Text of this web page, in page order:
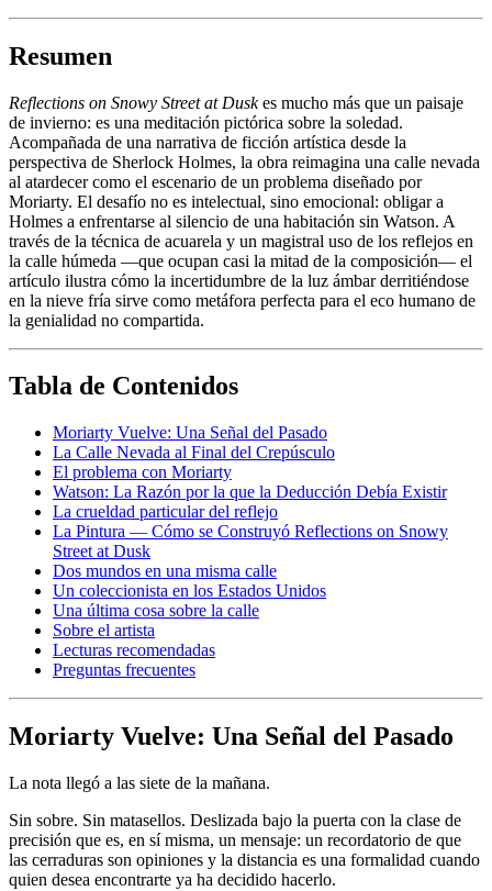
Resumen
Reflections on Snowy Street at Duskes mucho más que un paisaje
de invierno: es una meditación pictórica sobre la soledad.
Acompañada de una narrativa de ficción artística desde la
perspectiva de Sherlock Holmes, la obra reimagina una calle nevada
al atardecer como el escenario de un problema diseñado por
Moriarty. El desafío no es intelectual, sino emocional: obligar a
Holmes a enfrentarse al silencio de una habitación sin Watson. A
través de la técnica de acuarela y un magistral uso de los reflejos en
la calle húmeda —que ocupan casi la mitad de la composición— el
artículo ilustra cómo la incertidumbre de la luz ámbar derritiéndose
en la nieve fría sirve como metáfora perfecta para el eco humano de
la genialidad no compartida.
Tabla de Contenidos
Moriarty Vuelve: Una Señal del Pasado
La Calle Nevada al Final del Crepúsculo
El problema con Moriarty
Watson: La Razón por la que la Deducción Debía Existir
La crueldad particular del reflejo
La Pintura — Cómo se Construyó Reflections on Snowy
Street at Dusk
Dos mundos en una misma calle
Un coleccionista en los Estados Unidos
Una última cosa sobre la calle
Sobre el artista
Lecturas recomendadas
Preguntas frecuentes
Moriarty Vuelve: Una Señal del Pasado
La nota llegó a las siete de la mañana.
Sin sobre. Sin matasellos. Deslizada bajo la puerta con la clase de
precisión que es, en sí misma, un mensaje: un recordatorio de que
las cerraduras son opiniones y la distancia es una formalidad cuando
quien desea encontrarte ya ha decidido hacerlo.